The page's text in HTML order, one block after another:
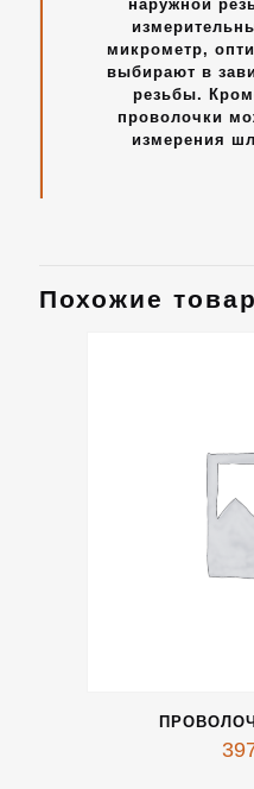
наружной
микрометр,
выбирают в
резьбы.
проволочки
измерения
Похожие